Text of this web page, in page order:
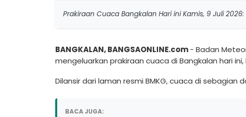
Prakiraan Cuaca Bangkalan Hari ini Kamis, 9 Juli
BANGKALAN, BANGSAONLINE.com- Badan
mengeluarkan prakiraan cuaca di Bangkalan hari ini,
Dilansir dari laman resmi BMKG, cuaca di sebagian
BACA JUGA: